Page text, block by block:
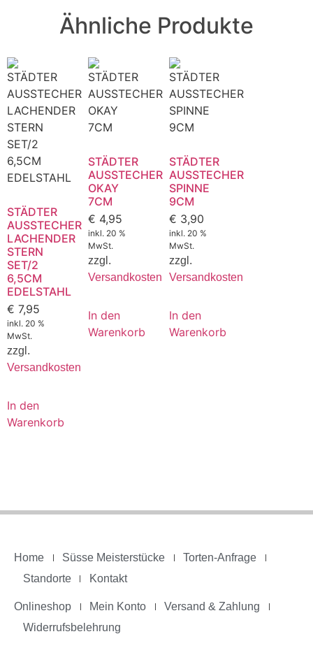
Ähnliche Produkte
STÄDTER
AUSSTECHER
LACHENDER
STERN
SET/2
6,5CM
EDELSTAHL
€ 7,95
inkl. 20 %
MwSt.
zzgl.
Versandkosten
In den
Warenkorb
STÄDTER
AUSSTECHER
OKAY
7CM
€ 4,95
inkl. 20 %
MwSt.
zzgl.
Versandkosten
In den
Warenkorb
STÄDTER
AUSSTECHER
SPINNE
9CM
€ 3,90
inkl. 20 %
MwSt.
zzgl.
Versandkosten
In den
Warenkorb
Home Süsse Meisterstücke
Torten-Anfrage
Standorte
Kontakt
Onlineshop Mein Konto
Versand & Zahlung
Widerrufsbelehrung